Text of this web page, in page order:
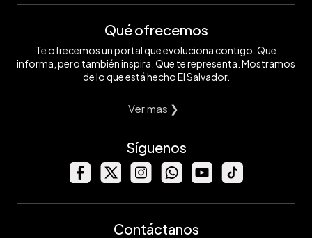
Qué ofrecemos
Te ofrecemos un portal que evoluciona contigo. Que
informa, pero también inspira. Que te representa. Mostramos
de lo que está hecho El Salvador.
Ver mas ❯
Síguenos
Contáctanos